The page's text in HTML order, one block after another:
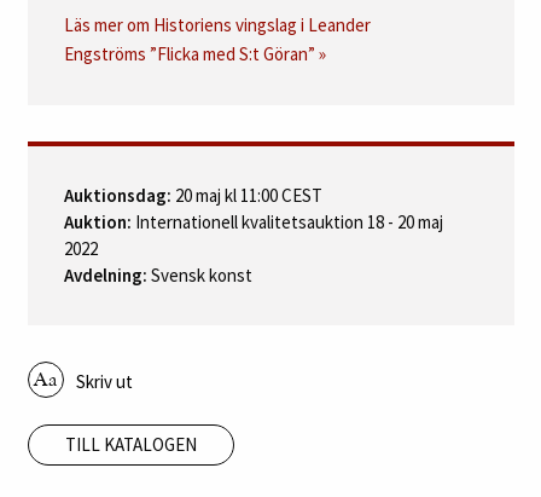
Läs mer om Historiens vingslag i Leander
Engströms ”Flicka med S:t Göran” »
Auktionsdag: 20 maj kl 11:00 CEST
Auktion: Internationell kvalitetsauktion 18 - 20 maj
2022
Avdelning: Svensk konst
Skriv ut
TILL KATALOGEN